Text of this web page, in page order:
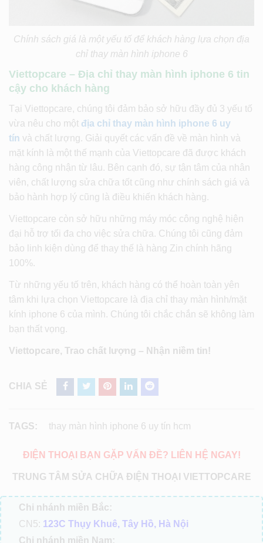
Chính sách giá là một yếu tố để khách hàng lựa chọn địa
chỉ thay màn hình iphone 6
Viettopcare – Địa chỉ thay màn hình iphone 6 tin
cậy cho khách hàng
Tại Viettopcare, chúng tôi đảm bảo sở hữu đầy đủ 3 yếu tố
vừa nêu cho một địa chỉ thay màn hình iphone 6 uy
tín và chất lượng. Giải quyết các vấn đề về màn hình và
mặt kính là một thế mạnh của Viettopcare đã được khách
hàng công nhận từ lâu. Bên cạnh đó, sự tận tâm của nhân
viên, chất lượng sửa chữa tốt cũng như chính sách giá và
bảo hành hợp lý cũng là điều khiến khách hàng.
Viettopcare còn sở hữu những máy móc công nghệ hiện
đại hỗ trợ tối đa cho việc sửa chữa. Chúng tôi cũng đảm
bảo linh kiện dùng để thay thế là hàng Zin chính hãng
100%.
Từ những yếu tố trên, khách hàng có thể hoàn toàn yên
tâm khi lựa chọn Viettopcare là địa chỉ thay màn hình/mặt
kính iphone 6 của mình. Chúng tôi chắc chắn sẽ không làm
bạn thất vọng.
Viettopcare, Trao chất lượng – Nhận niềm tin!
CHIA SẺ
TAGS: thay màn hình iphone 6 uy tín hcm
ĐIỆN THOẠI BẠN GẶP VẤN ĐỀ? LIÊN HỆ NGAY!
TRUNG TÂM SỬA CHỮA ĐIỆN THOẠI VIETTOPCARE
Chi nhánh miền Bắc:
CN5: 123C Thụy Khuê, Tây Hồ, Hà Nội
Chi nhánh miền Nam: